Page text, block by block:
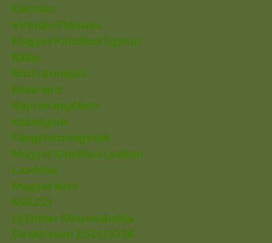
Karitász
Virtuális Plébánia
Magyar Katolikus Egyház
Biblia
Bízd rá magad
Miserend
Napi evangélium
Községünk
Főegyházmegyénk
Magyar Katolikus Lexikon
Laudetur
Magyar Kurír
MALEZI
Új Ember Könyvesboltja
Direktórium 2025/2026